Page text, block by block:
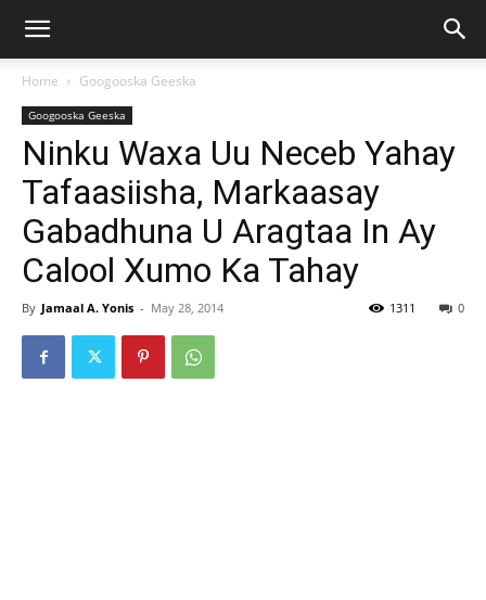
Home Googooska Geeska
Googooska Geeska
Ninku Waxa Uu Neceb Yahay
Tafaasiisha, Markaasay
Gabadhuna U Aragtaa In Ay
Calool Xumo Ka Tahay
By Jamaal A. Yonis - May 28, 2014 0
1311